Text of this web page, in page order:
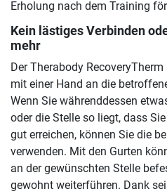
Erholung nach dem Training
Kein lästiges Verbinden
mehr
Der Therabody
mit einer Hand an die
Wenn Sie währenddessen
oder die Stelle so liegt, dass
gut erreichen, können Sie die
verwenden. Mit den Gurten
an der gewünschten Stelle
gewohnt weiterführen. Dank